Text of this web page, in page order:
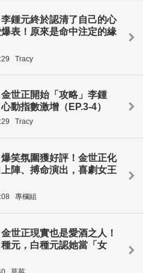
李鍾元終於認清了自己的心
表！原來是命中注定的緣
Tracy
金世正開始「攻略」李鍾
動指數激增（EP.3-4）
Tracy
爆笑氛圍獲好評！金世正化
陣、搏命演出，喜劇女王
專欄組
金世正現實也是愛酒之人！
元，白種元認她當「女